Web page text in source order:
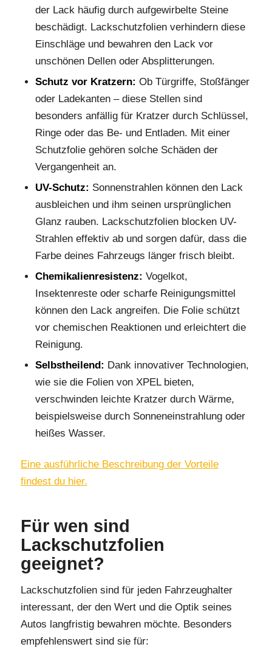
der Lack häufig durch aufgewirbelte Steine
beschädigt. Lackschutzfolien verhindern diese
Einschläge und bewahren den Lack vor
unschönen Dellen oder Absplitterungen.
Schutz vor Kratzern: Ob Türgriffe, Stoßfänger
oder Ladekanten – diese Stellen sind
besonders anfällig für Kratzer durch Schlüssel,
Ringe oder das Be- und Entladen. Mit einer
Schutzfolie gehören solche Schäden der
Vergangenheit an.
UV-Schutz: Sonnenstrahlen können den Lack
ausbleichen und ihm seinen ursprünglichen
Glanz rauben. Lackschutzfolien blocken UV-
Strahlen effektiv ab und sorgen dafür, dass die
Farbe deines Fahrzeugs länger frisch bleibt.
Chemikalienresistenz: Vogelkot,
Insektenreste oder scharfe Reinigungsmittel
können den Lack angreifen. Die Folie schützt
vor chemischen Reaktionen und erleichtert die
Reinigung.
Selbstheilend: Dank innovativer Technologien,
wie sie die Folien von XPEL bieten,
verschwinden leichte Kratzer durch Wärme,
beispielsweise durch Sonneneinstrahlung oder
heißes Wasser.
Eine ausführliche Beschreibung der Vorteile
findest du hier.
Für wen sind
Lackschutzfolien
geeignet?
Lackschutzfolien sind für jeden Fahrzeughalter
interessant, der den Wert und die Optik seines
Autos langfristig bewahren möchte. Besonders
empfehlenswert sind sie für: